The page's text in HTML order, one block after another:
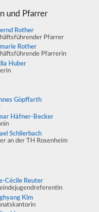
und Pfarrer
Rother
Pfarrer
Rother
Pfarrerin
Huber
Göpffarth
Häfner-Becker
Schlierbach
an der TH Rosenheim
Cécile Reuter
Kim